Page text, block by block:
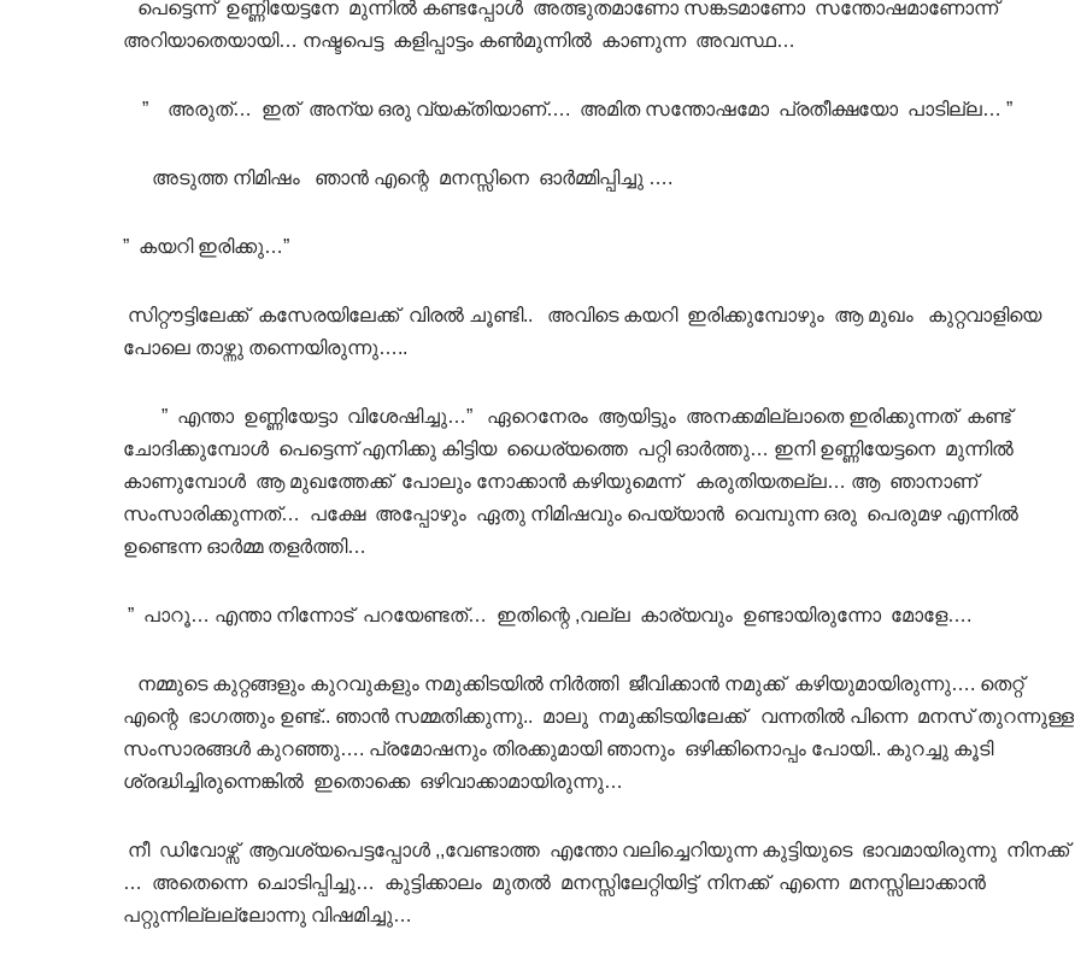
പെട്ടെന്ന് ഉണ്ണിയേട്ടനേ മുന്നില്‍ കണ്ടപ്പോള്‍ അത്ഭുതമാണോ സങ്കടമാണോ സന്തോഷമാണോന്ന്
അറിയാതെയായി… നഷ്ടപെട്ട കളിപ്പാട്ടം കണ്‍മുന്നില്‍ കാണുന്ന അവസ്ഥ…
” അരുത്… ഇത് അന്യ ഒരു വ്യക്തിയാണ്…. അമിത സന്തോഷമോ പ്രതീക്ഷയോ പാടില്ല… ”
അടുത്ത നിമിഷം ഞാന്‍ എന്റെ മനസ്സിനെ ഓര്‍മ്മിപ്പിച്ചു ….
” കയറി ഇരിക്കു…”
സിറ്റൗട്ടിലേക്ക് കസേരയിലേക്ക് വിരല്‍ ചൂണ്ടി.. അവിടെ കയറി ഇരിക്കുമ്പോഴും ആ മുഖം കുറ്റവാളിയെ
പോലെ താഴ്ന്നു തന്നെയിരുന്നു…..
” എന്താ ഉണ്ണിയേട്ടാ വിശേഷിച്ചു…” ഏറെനേരം ആയിട്ടും അനക്കമില്ലാതെ ഇരിക്കുന്നത് കണ്ട്
ചോദിക്കുമ്പോള്‍ പെട്ടെന്ന് എനിക്കു കിട്ടിയ ധൈര്യത്തെ പറ്റി ഓര്‍ത്തു… ഇനി ഉണ്ണിയേട്ടനെ മുന്നില്‍
കാണുമ്പോള്‍ ആ മുഖത്തേക്ക് പോലും നോക്കാന്‍ കഴിയുമെന്ന് കരുതിയതല്ല… ആ ഞാനാണ്
സംസാരിക്കുന്നത്… പക്ഷേ അപ്പോഴും ഏതു നിമിഷവും പെയ്യാന്‍ വെമ്പുന്ന ഒരു പെരുമഴ എന്നില്‍
ഉണ്ടെന്ന ഓര്‍മ്മ തളര്‍ത്തി…
” പാറൂ… എന്താ നിന്നോട് പറയേണ്ടത്… ഇതിന്റെ ,വല്ല കാര്യവും ഉണ്ടായിരുന്നോ മോളേ….
നമ്മുടെ കുറ്റങ്ങളും കുറവുകളും നമുക്കിടയില്‍ നിര്‍ത്തി ജീവിക്കാന്‍ നമുക്ക് കഴിയുമായിരുന്നു…. തെറ്റ്
എന്റെ ഭാഗത്തും ഉണ്ട്.. ഞാന്‍ സമ്മതിക്കുന്നു.. മാലു നമുക്കിടയിലേക്ക് വന്നതില്‍ പിന്നെ മനസ് തുറന്നുള്ള
സംസാരങ്ങള്‍ കുറഞ്ഞു…. പ്രമോഷനും തിരക്കുമായി ഞാനും ഒഴിക്കിനൊപ്പം പോയി.. കുറച്ചു കൂടി
ശ്രദ്ധിച്ചിരുന്നെങ്കില്‍ ഇതൊക്കെ ഒഴിവാക്കാമായിരുന്നു…
നീ ഡിവോഴ്സ് ആവശ്യപെട്ടപ്പോള്‍ ,,വേണ്ടാത്ത എന്തോ വലിച്ചെറിയുന്ന കുട്ടിയുടെ ഭാവമായിരുന്നു നിനക്ക്
… അതെന്നെ ചൊടിപ്പിച്ചു… കുട്ടിക്കാലം മുതല്‍ മനസ്സിലേറ്റിയിട്ട് നിനക്ക് എന്നെ മനസ്സിലാക്കാന്‍
പറ്റുന്നില്ലല്ലോന്നു വിഷമിച്ചു…